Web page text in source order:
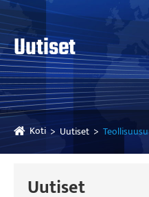
Uutiset
Koti Uutiset
Uutiset